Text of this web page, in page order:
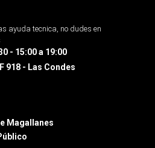
ayuda tecnica, no dudes en
- 15:00 a 19:00
918 - Las Condes
Magallanes